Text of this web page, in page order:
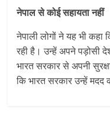
नेपाल से कोई सहायता नहीं
नेपाली लोगों ने यह भी
रही है। उन्हें अपने पड़ोसी
भारत सरकार से अपनी
कि भारत सरकार उन्हें